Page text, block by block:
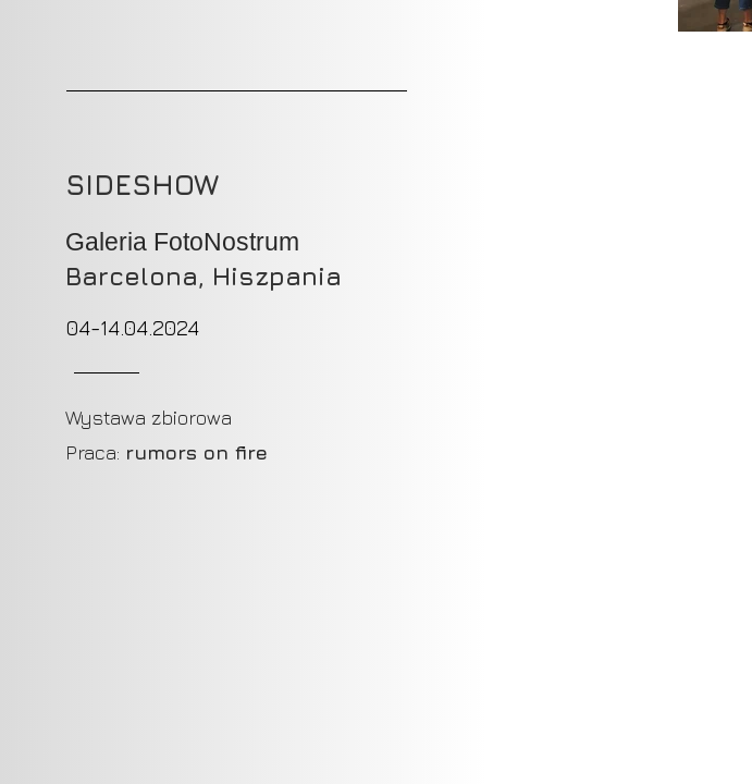
SIDESHOW
Galeria FotoNostrum
Barcelona, Hiszpania
04-14.04.2024
Wystawa zbiorowa
Praca: rumors on fire